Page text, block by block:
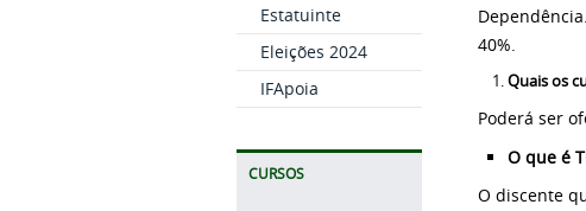
Estatuinte
Eleições 2024
IFApoia
CURSOS
40%.
Quais os
Poderá ser
O que é
O discente